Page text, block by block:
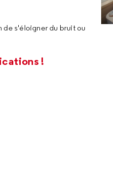
de s'éloigner du bruit ou
!